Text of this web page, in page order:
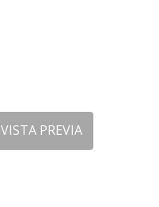
VISTA PREVIA